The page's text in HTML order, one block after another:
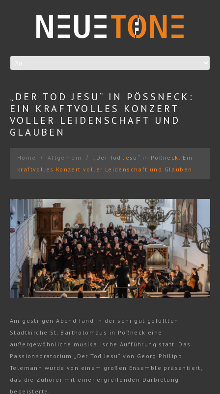
„DER TOD JESU“ IN PÖSSNECK: E
IN KRAFTVOLLES KONZERT V
OLLER LEIDENSCHAFT UND G
LAUBEN
Home Allgemein
„Der Tod Jesu“ in Pößneck: Ein
kraftvolles Konzert voller Leidenschaft und Glauben
Am gestrigen Abend fand in der sehr gut gefüllten
Stadtkirche St. Bartholomäus in Pößneck eine
außergewöhnliche musikalische Aufführung statt. Das
Passionsoratorium „Der Tod Jesu“ von Georg Philipp
Telemann wurde von einem großen Ensemble präsentiert,
das die Zuhörer mit einer ergreifenden Darbietung
begeisterte.